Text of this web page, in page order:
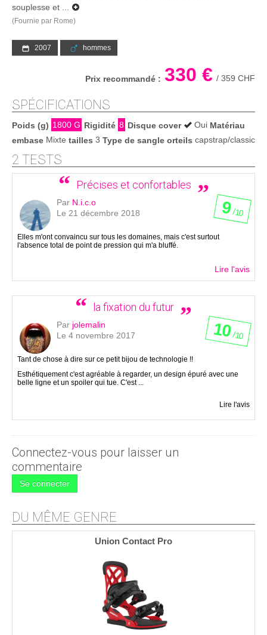
souplesse et ...
(Fournie par Rome)
2007 hommes
Prix recommandé : 330 € / 359 CHF
SPÉCIFICATIONS
Poids (g) 1800 G Rigidité 8 Disque cover Oui Matériau
embase Mixte tailles 3 Type de sangle orteils capstrap/classic
2 TESTS
Précises et confortables
9/ 10
Par N.i.c.o
Le 21 décembre 2018
Elles m'ont convaincu sur tous les domaines, mais c'est surtout
l'absence total de point de pression qui m'a bluffé.
Lire l'avis
la fixation du futur
10/ 10
Par jolemalin
Le 4 novembre 2017
Tant de chose à dire sur ce petit bijou de technologie !!
Esthétiquement c'est agréable à regarder, un design épuré avec une
belle ligne et un spoiler qui tue. C'est ...
Lire l'avis
Connectez-vous pour laisser un
commentaire
Se connecter
DU MÊME GENRE
Union Contact Pro